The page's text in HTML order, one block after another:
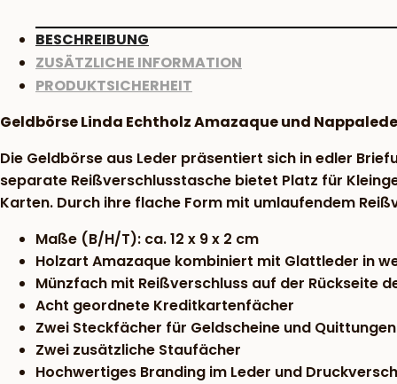
BESCHREIBUNG
ZUSÄTZLICHE INFORMATION
PRODUKTSICHERHEIT
Geldbörse Linda Echtholz Amazaque und
Die Geldbörse aus Leder präsentiert sich in edler
separate Reißverschlusstasche bietet Platz für
Karten. Durch ihre flache Form mit umlaufendem
Maße (B/H/T): ca. 12 x 9 x 2 cm
Holzart Amazaque kombiniert mit Glattleder in
Münzfach mit Reißverschluss auf der Rückseite
Acht geordnete Kreditkartenfächer
Zwei Steckfächer für Geldscheine und Quittungen
Zwei zusätzliche Staufächer
Hochwertiges Branding im Leder und